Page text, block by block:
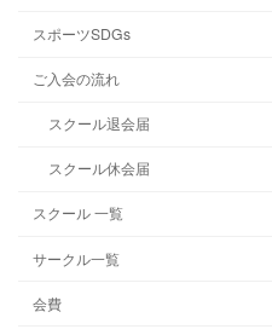
スポーツSDGs
ご入会の流れ
スクール退会届
スクール休会届
スクール 一覧
サークル一覧
会費